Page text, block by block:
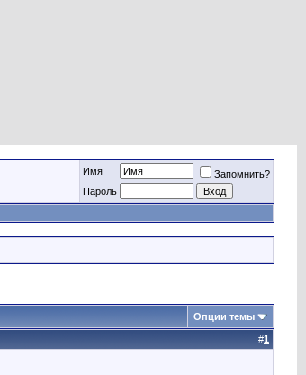
Имя
Запомнить?
Пароль
Опции темы
#1